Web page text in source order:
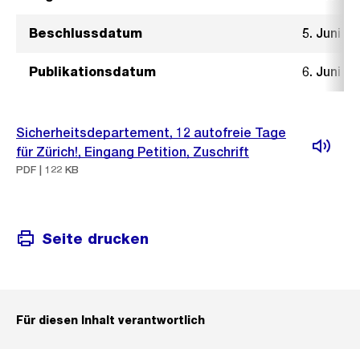
Beschlussdatum 5. Juni
Publikationsdatum 6. Juni
Sicherheitsdepartement, 12 autofreie Tage
für Zürich!, Eingang Petition, Zuschrift
PDF | 122 KB
Seite drucken
Für diesen Inhalt verantwortlich